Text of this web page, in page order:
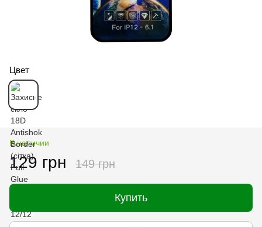
Цвет
В наличии
129 грн 149 грн
Купить